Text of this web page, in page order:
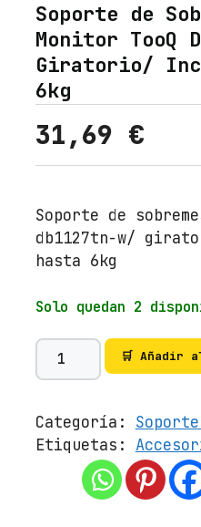
Soporte de
Monitor TooQ
Giratorio/
6kg
31,69 €
Soporte de
db1127tn-w/
hasta 6kg
Solo quedan 2
S
o
o
r
🛒 Añadir
Categoría:
Etiquetas: